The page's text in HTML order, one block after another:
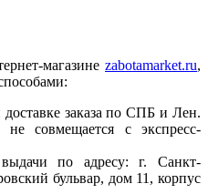
магазине zabotamarket.ru,
заказа по СПБ и Лен.
совмещается с экспресс-
по адресу: г. Санкт-
бульвар, дом 11, корпус